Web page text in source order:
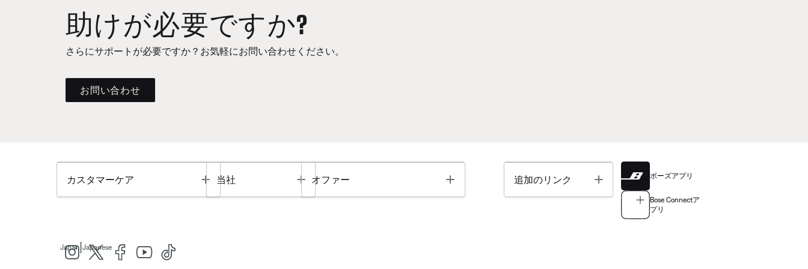
助けが必要ですか?
さらにサポートが必要ですか？お気軽にお問い合わせください。
お問い合わせ
カスタマーケア Toggle
当社 Toggle
オファー Toggle 追加のリンク Toggle ボーズアプリ
Bose Connectア
プリ
Japan Japanese